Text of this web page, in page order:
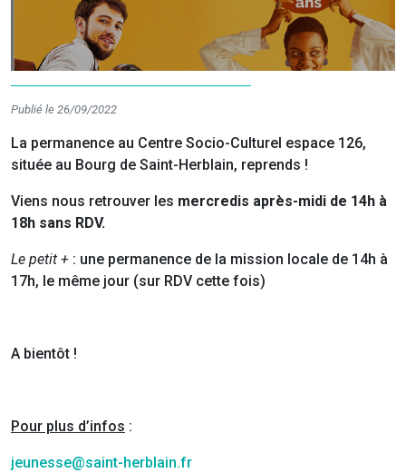
Publié le 26/09/2022
La permanence au Centre Socio-Culturel espace 126,
située au Bourg de Saint-Herblain, reprends !
Viens nous retrouver les mercredis après-midi de 14h à
18h sans RDV.
Le petit + : une permanence de la mission locale de 14h à
17h, le même jour (sur RDV cette fois)
A bientôt !
Pour plus d’infos :
jeunesse@saint-herblain.fr